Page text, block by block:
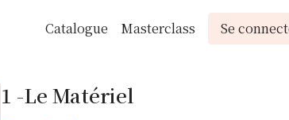
Catalogue Masterclass Se
1 -Le Matériel